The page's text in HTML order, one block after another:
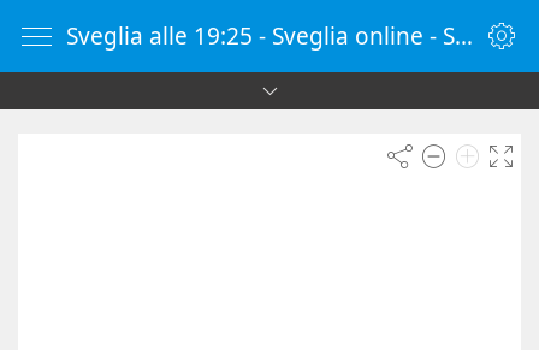
Sveglia alle 19:25 - Sveglia online - SvegliaOnline.it